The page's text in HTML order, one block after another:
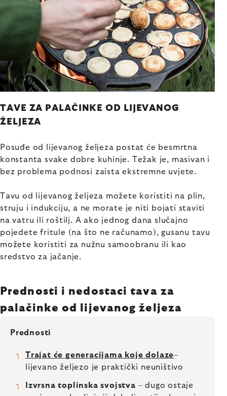
TAVE ZA PALAČINKE OD LIJEVANOG
ŽELJEZA
Posuđe od lijevanog željeza postat će besmrtna
konstanta svake dobre kuhinje. Težak je, masivan i
bez problema podnosi zaista ekstremne uvjete.
Tavu od lijevanog željeza možete koristiti na plin,
struju i indukciju, a ne morate je niti bojati staviti
na vatru ili roštilj. A ako jednog dana slučajno
pojedete fritule (na što ne računamo), gusanu tavu
možete koristiti za nužnu samoobranu ili kao
sredstvo za jačanje.
Prednosti i nedostaci tava za
palačinke od lijevanog željeza
Prednosti
Trajat će generacijama koje dolaze–
lijevano željezo je praktički neuništivo
Izvrsna toplinska svojstva – dugo ostaje